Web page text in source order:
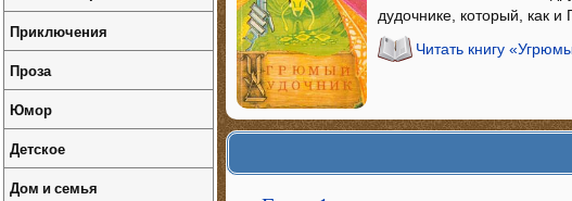
дудочнике, который, как и
Читать книгу
Приключения
Проза
Юмор
Детское
Дом и семья